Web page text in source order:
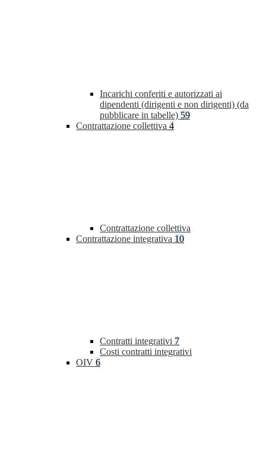
Incarichi conferiti e autorizzati ai
dipendenti (dirigenti e non dirigenti) (da
pubblicare in tabelle) 59
Contrattazione collettiva 4
Contrattazione collettiva
Contrattazione integrativa 10
Contratti integrativi 7
Costi contratti integrativi
OIV 6